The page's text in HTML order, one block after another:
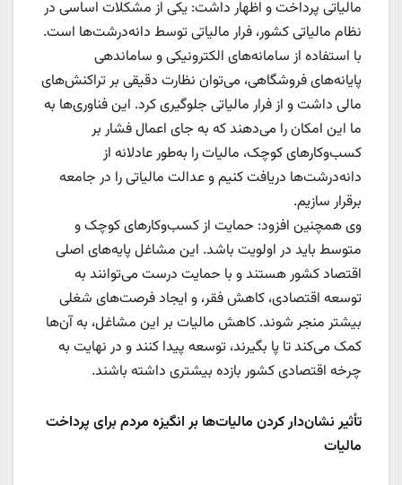
مالیاتی پرداخت و اظهار داشت: یکی از مشکلات اساسی در
نظام مالیاتی کشور، فرار مالیاتی توسط دانه‌درشت‌ها است.
با استفاده از سامانه‌های الکترونیکی و ساماندهی
پایانه‌های فروشگاهی، می‌توان نظارت دقیقی بر تراکنش‌های
مالی داشت و از فرار مالیاتی جلوگیری کرد. این فناوری‌ها به
ما این امکان را می‌دهند که به جای اعمال فشار بر
کسب‌وکارهای کوچک، مالیات را به‌طور عادلانه از
دانه‌درشت‌ها دریافت کنیم و عدالت مالیاتی را در جامعه
برقرار سازیم.
وی همچنین افزود: حمایت از کسب‌وکارهای کوچک و
متوسط باید در اولویت باشد. این مشاغل پایه‌های اصلی
اقتصاد کشور هستند و با حمایت درست می‌توانند به
توسعه اقتصادی، کاهش فقر، و ایجاد فرصت‌های شغلی
بیشتر منجر شوند. کاهش مالیات بر این مشاغل، به آن‌ها
کمک می‌کند تا پا بگیرند، توسعه پیدا کنند و در نهایت به
چرخه اقتصادی کشور بازده بیشتری داشته باشند.
تأثیر نشان‌دار کردن مالیات‌ها بر انگیزه مردم برای پرداخت
مالیات